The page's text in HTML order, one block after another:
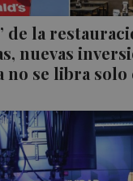
de la
nuevas
no se libra